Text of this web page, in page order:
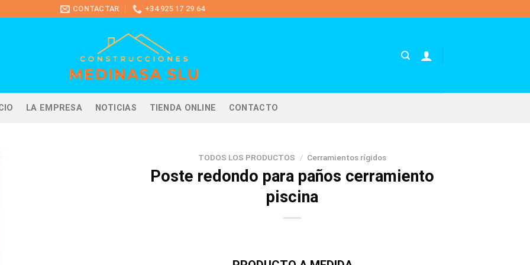
CONTACTAR +34 925 17 29 64
LA EMPRESA NOTICIAS TIENDA ONLINE CONTACTO
TODOS LOS PRODUCTOS / Cerramientos rígidos
Poste redondo para paños cerramiento
piscina